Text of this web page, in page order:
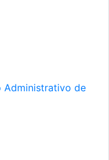
Administrativo de